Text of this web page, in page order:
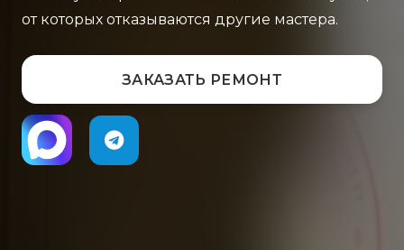
от которых отказываются другие мастера.
ЗАКАЗАТЬ РЕМОНТ